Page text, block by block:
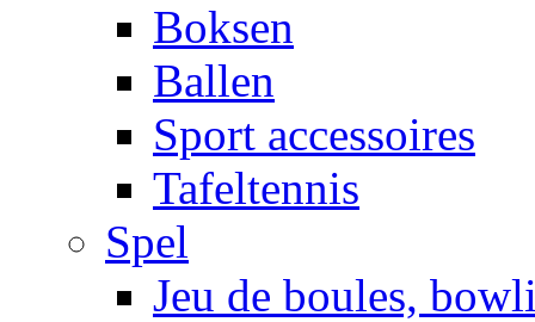
Boksen
Ballen
Sport accessoires
Tafeltennis
Spel
Jeu de boules,